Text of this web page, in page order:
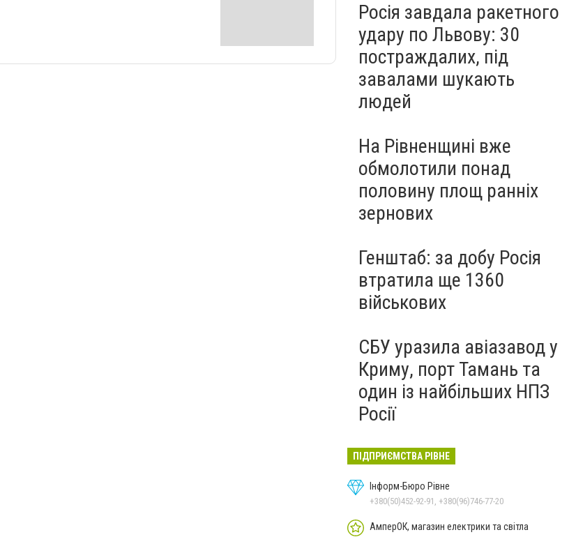
Росія завдала ракетного
удару по Львову: 30
постраждалих, під
завалами шукають
людей
На Рівненщині вже
обмолотили понад
половину площ ранніх
зернових
Генштаб: за добу Росія
втратила ще 1360
військових
СБУ уразила авіазавод у
Криму, порт Тамань та
один із найбільших НПЗ
Росії
ПІДПРИЄМСТВА РІВНЕ
Інформ-Бюро Рівне
+380(50)452-92-91, +380(96)746-77-20
АмперОК, магазин електрики та світла